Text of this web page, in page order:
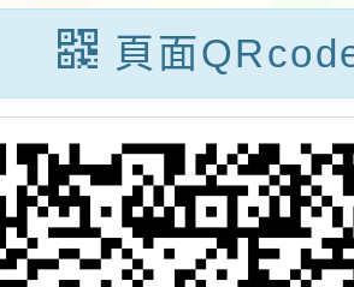
），
行成
施計
鼓勵
躍參
頁面